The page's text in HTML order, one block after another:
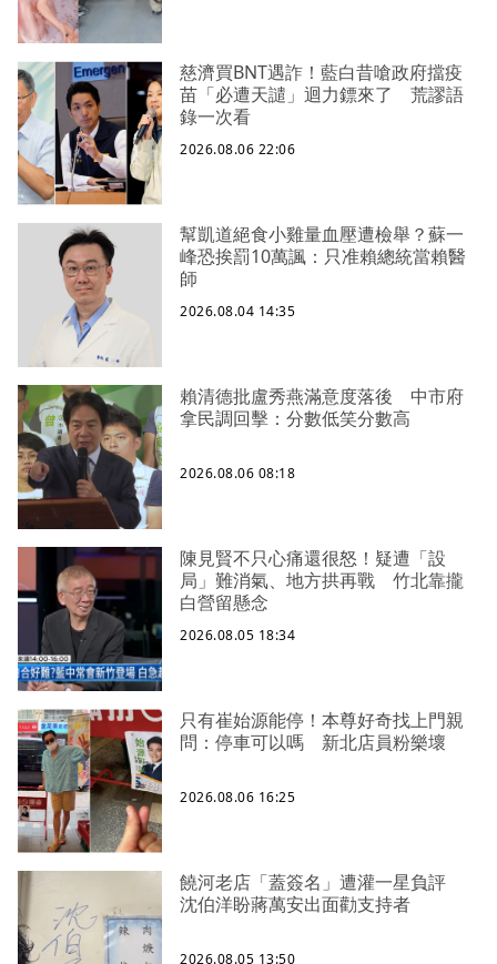
慈濟買BNT遇詐！藍白昔嗆政府擋疫
苗「必遭天譴」迴力鏢來了 荒謬語
錄一次看
2026.08.06 22:06
幫凱道絕食小雞量血壓遭檢舉？蘇一
峰恐挨罰10萬諷：只准賴總統當賴醫
師
2026.08.04 14:35
賴清德批盧秀燕滿意度落後 中市府
拿民調回擊：分數低笑分數高
2026.08.06 08:18
陳見賢不只心痛還很怒！疑遭「設
局」難消氣、地方拱再戰 竹北靠攏
白營留懸念
2026.08.05 18:34
只有崔始源能停！本尊好奇找上門親
問：停車可以嗎 新北店員粉樂壞
2026.08.06 16:25
饒河老店「蓋簽名」遭灌一星負評
沈伯洋盼蔣萬安出面勸支持者
2026.08.05 13:50